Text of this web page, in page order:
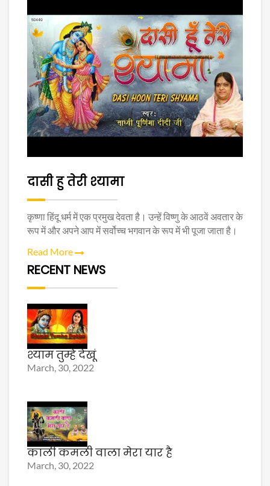
दासी हु तेरी श्यामा
कृष्णा हिंदू धर्म में एक प्रमुख देवता है। उन्हें विष्णु के आठवें अवतार के
रूप में और अपने आप में सर्वोच्च भगवान के रूप में भी पूजा जाता है।
Read More
RECENT NEWS
श्याम तुम्हे देखूं
March, 30, 2022
काली कमली वाला मेरा यार है
March, 30, 2022